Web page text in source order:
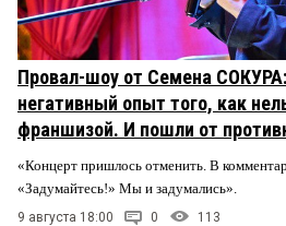
Провал-шоу от Семена
негативный опыт того, как
франшизой. И пошли от
«Концерт пришлось отменить. В
«Задумайтесь!» Мы и задумались».
9 августа 18:00 0 113